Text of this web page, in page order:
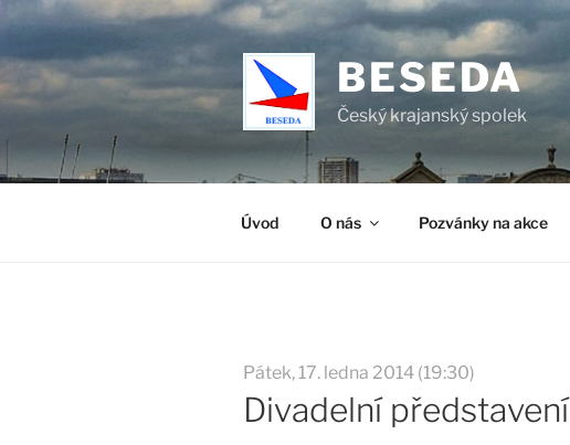
Přejít
obsahu
webu
BESEDA
Český krajanský spolek
Úvod O nás Pozvánky na akce
Pátek, 17. ledna 2014 (19:30)
Divadelní představení